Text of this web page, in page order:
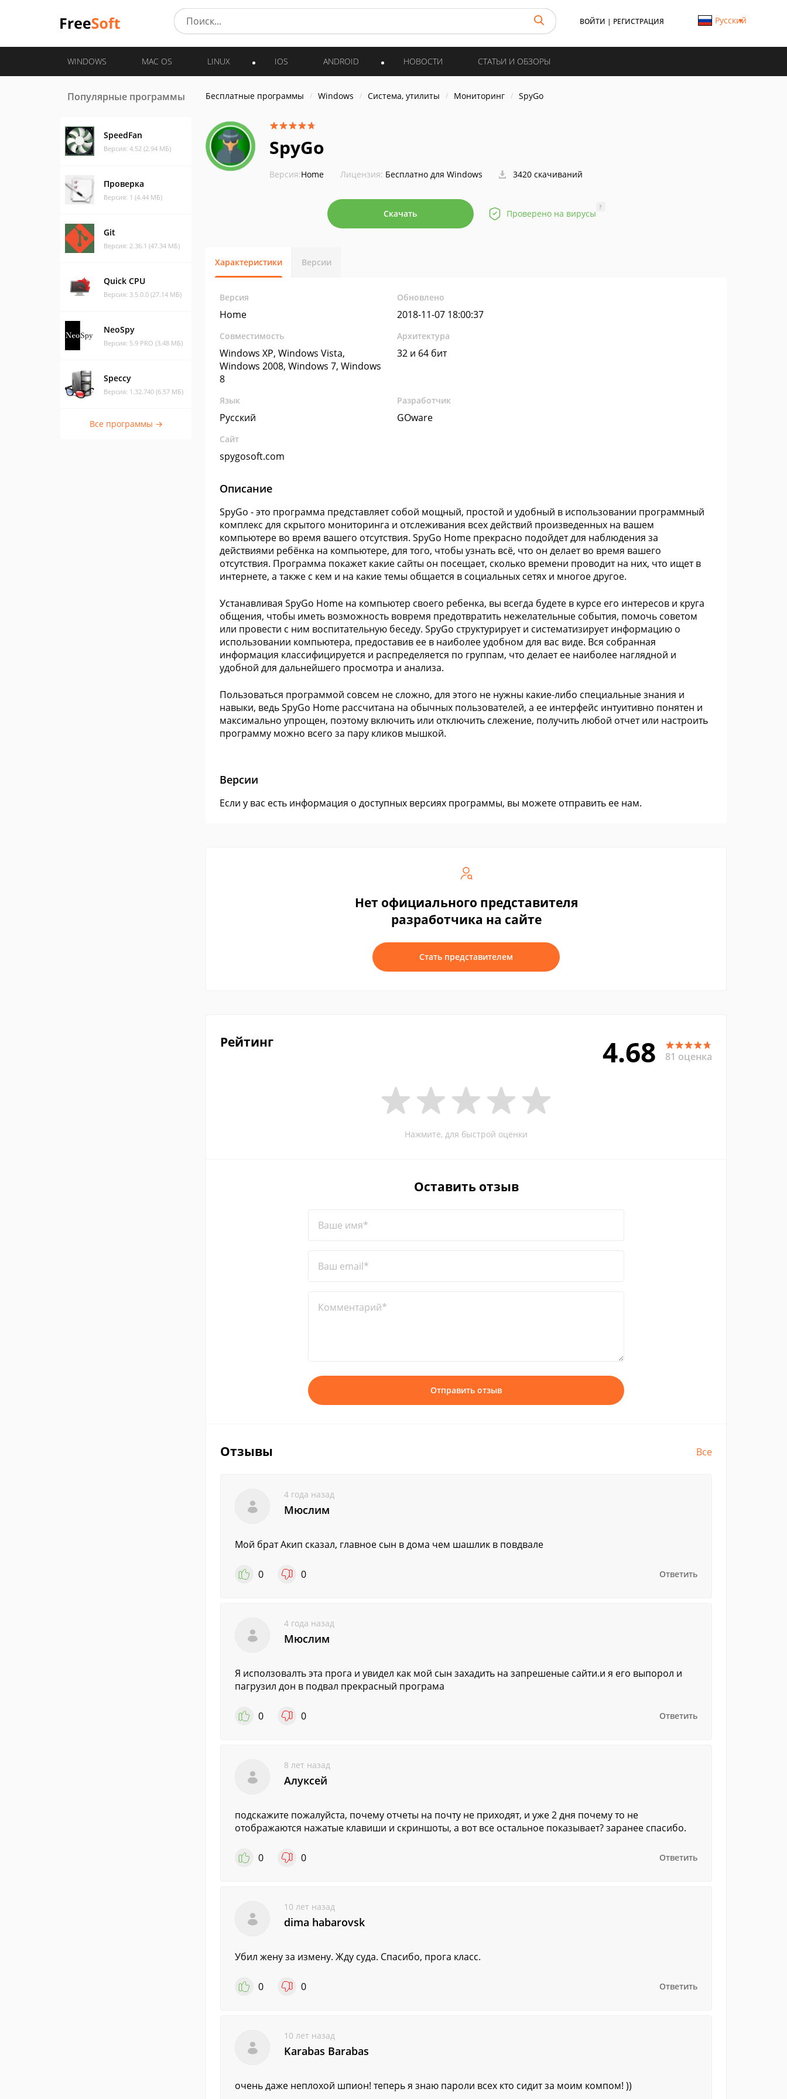
ВОЙТИ | РЕГИСТРАЦИЯ Русский
WINDOWS MAC OS LINUX IOS ANDROID НОВОСТИ СТАТЬИ И ОБЗОРЫ
Популярные программы
SpeedFan
Версия: 4.52 (2.94 МБ)
Проверка
Версия: 1 (4.44 МБ)
Git
Версия: 2.36.1 (47.34 МБ)
Quick CPU
Версия: 3.5.0.0 (27.14 МБ)
NeoSpy
Версия: 5.9 PRO (3.48 МБ)
Speccy
Версия: 1.32.740 (6.57 МБ)
Все программы →
Бесплатные программы Windows Система, утилиты Мониторинг SpyGo
SpyGo
Версия:Home Лицензия: Бесплатно для Windows 3420 скачиваний
Скачать Проверено на вирусы
?
Характеристики Версии
Версия
Home
Обновлено
2018-11-07 18:00:37
Совместимость
Windows XP, Windows Vista,
Windows 2008, Windows 7, Windows
8
Архитектура
32 и 64 бит
Язык
Русский
Разработчик
GOware
Сайт
spygosoft.com
Описание
SpyGo - это программа представляет собой мощный, простой и удобный в использовании программный
комплекс для скрытого мониторинга и отслеживания всех действий произведенных на вашем
компьютере во время вашего отсутствия. SpyGo Home прекрасно подойдет для наблюдения за
действиями ребёнка на компьютере, для того, чтобы узнать всё, что он делает во время вашего
отсутствия. Программа покажет какие сайты он посещает, сколько времени проводит на них, что ищет в
интернете, а также с кем и на какие темы общается в социальных сетях и многое другое.
Устанавливая SpyGo Home на компьютер своего ребенка, вы всегда будете в курсе его интересов и круга
общения, чтобы иметь возможность вовремя предотвратить нежелательные события, помочь советом
или провести с ним воспитательную беседу. SpyGo структурирует и систематизирует информацию о
использовании компьютера, предоставив ее в наиболее удобном для вас виде. Вся собранная
информация классифицируется и распределяется по группам, что делает ее наиболее наглядной и
удобной для дальнейшего просмотра и анализа.
Пользоваться программой совсем не сложно, для этого не нужны какие-либо специальные знания и
навыки, ведь SpyGo Home рассчитана на обычных пользователей, а ее интерфейс интуитивно понятен и
максимально упрощен, поэтому включить или отключить слежение, получить любой отчет или настроить
программу можно всего за пару кликов мышкой.
Версии
Если у вас есть информация о доступных версиях программы, вы можете отправить ее нам.
Нет официального представителя
разработчика на сайте
Стать представителем
Рейтинг 4.68 81 оценка
Нажмите, для быстрой оценки
Оставить отзыв
Ваше имя*
Ваш email*
Комментарий*
Отправить отзыв
Отзывы Все
4 года назад
Мюслим
Мой брат Акип сказал, главное сын в дома чем шашлик в повдвале
0 0 Ответить
4 года назад
Мюслим
Я исползовалть эта прога и увидел как мой сын захадить на запрешеные сайти.и я его выпорол и
пагрузил дон в подвал прекрасный програма
0 0 Ответить
8 лет назад
Алуксей
подскажите пожалуйста, почему отчеты на почту не приходят, и уже 2 дня почему то не
отображаются нажатые клавиши и скриншоты, а вот все остальное показывает? заранее спасибо.
0 0 Ответить
10 лет назад
dima habarovsk
Убил жену за измену. Жду суда. Спасибо, прога класс.
0 0 Ответить
10 лет назад
Karabas Barabas
очень даже неплохой шпион! теперь я знаю пароли всех кто сидит за моим компом! ))